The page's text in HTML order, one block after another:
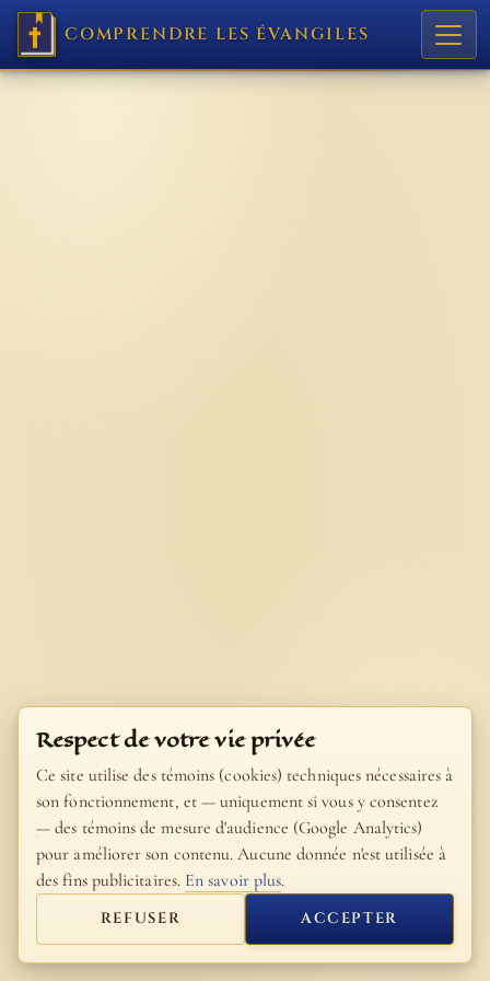
COMPRENDRE LES ÉVANGILES
Respect de votre vie privée
Ce site utilise des témoins (cookies) techniques nécessaires à
son fonctionnement, et — uniquement si vous y consentez
— des témoins de mesure d'audience (Google Analytics)
pour améliorer son contenu. Aucune donnée n'est utilisée à
des fins publicitaires. En savoir plus.
REFUSER ACCEPTER